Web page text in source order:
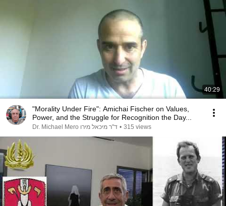
40:29
"Morality Under Fire": Amichai Fischer on Values,
Power, and the Struggle for Recognition the Day...
Dr. Michael Mero ד"ר מיכאל מירו • 315 views